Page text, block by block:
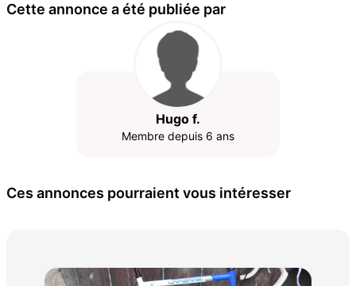
Cette annonce a été publiée par
Hugo f.
Membre depuis 6 ans
Ces annonces pourraient vous intéresser